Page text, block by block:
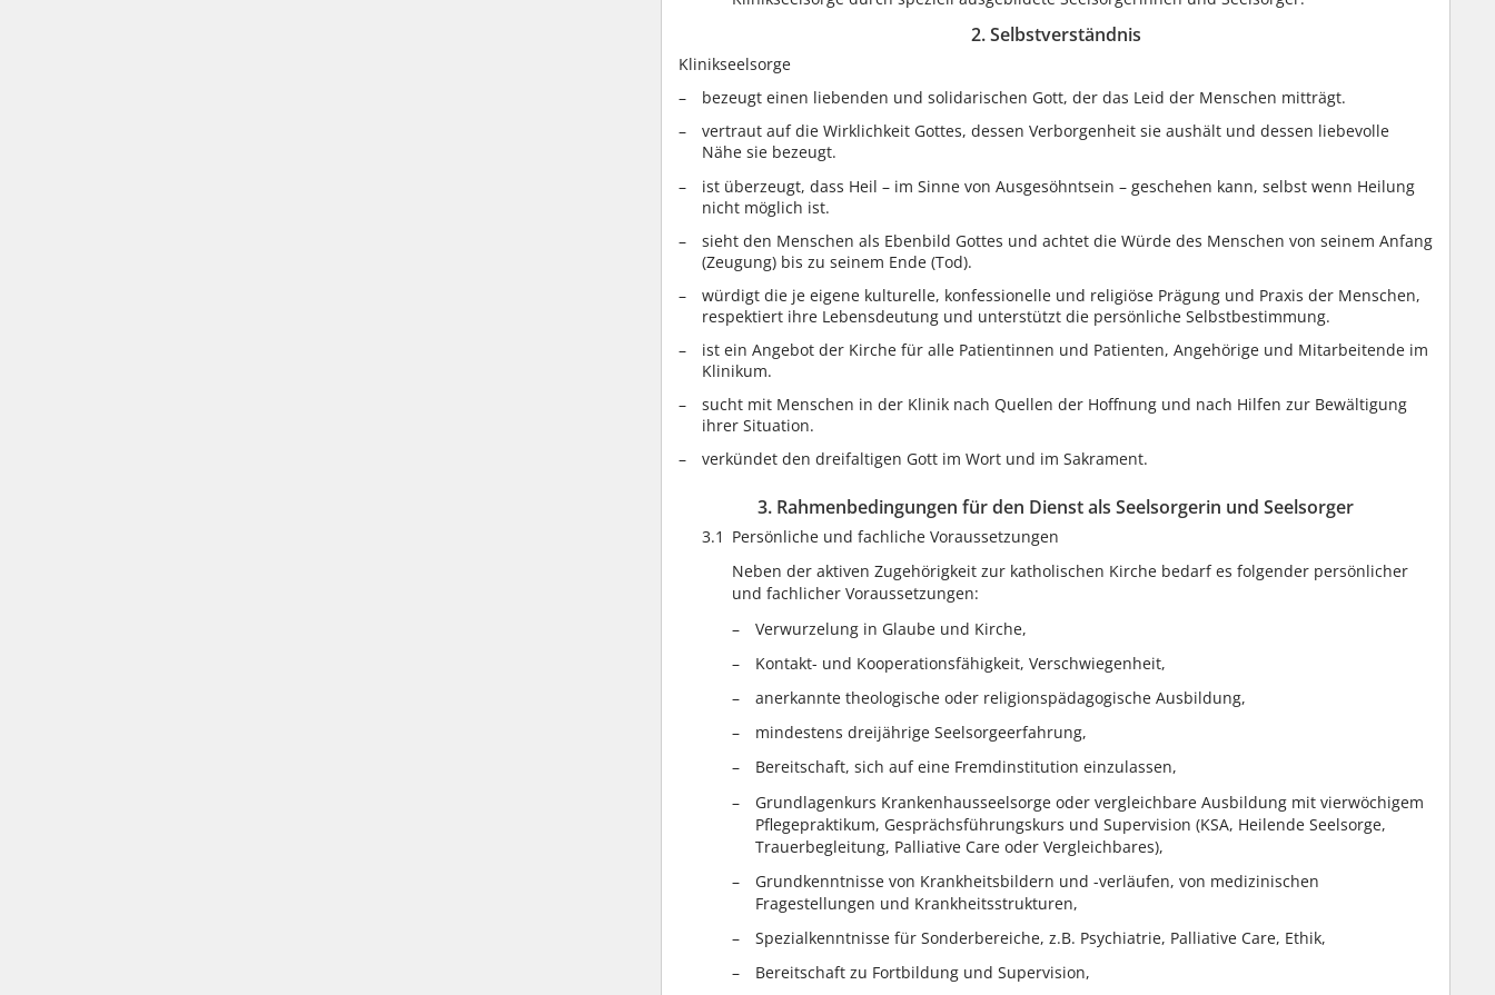
2. Selbstverständnis
Klinikseelsorge
bezeugt einen liebenden und solidarischen Gott, der das Leid der Menschen mitträgt.
vertraut auf die Wirklichkeit Gottes, dessen Verborgenheit sie aushält und dessen liebevolle
Nähe sie bezeugt.
ist überzeugt, dass Heil – im Sinne von Ausgesöhntsein – geschehen kann, selbst wenn Heilung
nicht möglich ist.
sieht den Menschen als Ebenbild Gottes und achtet die Würde des Menschen von seinem Anfang
(Zeugung) bis zu seinem Ende (Tod).
würdigt die je eigene kulturelle, konfessionelle und religiöse Prägung und Praxis der Menschen,
respektiert ihre Lebensdeutung und unterstützt die persönliche Selbstbestimmung.
ist ein Angebot der Kirche für alle Patientinnen und Patienten, Angehörige und Mitarbeitende im
Klinikum.
sucht mit Menschen in der Klinik nach Quellen der Hoffnung und nach Hilfen zur Bewältigung
ihrer Situation.
verkündet den dreifaltigen Gott im Wort und im Sakrament.
3. Rahmenbedingungen für den Dienst als Seelsorgerin und Seelsorger
3.1 Persönliche und fachliche Voraussetzungen
Neben der aktiven Zugehörigkeit zur katholischen Kirche bedarf es folgender persönlicher
und fachlicher Voraussetzungen:
Verwurzelung in Glaube und Kirche,
Kontakt- und Kooperationsfähigkeit, Verschwiegenheit,
anerkannte theologische oder religionspädagogische Ausbildung,
mindestens dreijährige Seelsorgeerfahrung,
Bereitschaft, sich auf eine Fremdinstitution einzulassen,
Grundlagenkurs Krankenhausseelsorge oder vergleichbare Ausbildung mit vierwöchigem
Pflegepraktikum, Gesprächsführungskurs und Supervision (KSA, Heilende Seelsorge,
Trauerbegleitung, Palliative Care oder Vergleichbares),
Grundkenntnisse von Krankheitsbildern und -verläufen, von medizinischen
Fragestellungen und Krankheitsstrukturen,
Spezialkenntnisse für Sonderbereiche, z.B. Psychiatrie, Palliative Care, Ethik,
Bereitschaft zu Fortbildung und Supervision,